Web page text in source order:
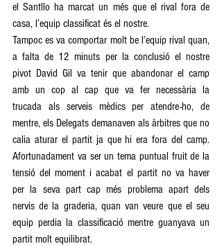
el Santllo ha marcat un més que el rival fora de
casa, l’equip classificat és el nostre.
Tampoc es va comportar molt be l’equip rival quan,
a falta de 12 minuts per la conclusió el nostre
pivot David Gil va tenir que abandonar el camp
amb un cop al cap que va fer necessària la
trucada als serveis mèdics per atendre-ho, de
mentre, els Delegats demanaven als àrbitres que no
calia aturar el partit ja que hi era fora del camp.
Afortunadament va ser un tema puntual fruit de la
tensió del moment i acabat el partit no va haver
per la seva part cap més problema apart dels
nervis de la graderia, quan van veure que el seu
equip perdia la classificació mentre guanyava un
partit molt equilibrat.